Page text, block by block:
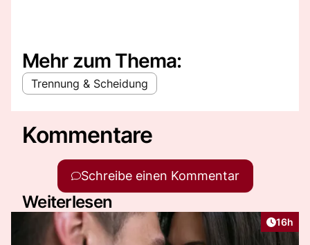
Mehr zum Thema:
Trennung & Scheidung
Kommentare
Schreibe einen Kommentar
Weiterlesen
Artikel
16h